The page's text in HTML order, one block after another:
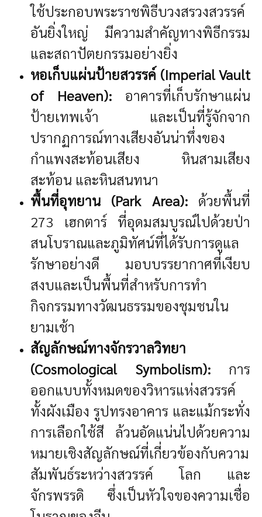
ใช้ประกอบพระราชพิธีบวงสรวงสวรรค์
อันยิ่งใหญ่ มีความสำคัญทางพิธีกรรม
และสถาปัตยกรรมอย่างยิ่ง
หอเก็บแผ่นป้ายสวรรค์ (Imperial Vault
of Heaven): อาคารที่เก็บรักษาแผ่น
ป้ายเทพเจ้า และเป็นที่รู้จักจาก
ปรากฏการณ์ทางเสียงอันน่าทึ่งของ
กำแพงสะท้อนเสียง หินสามเสียง
สะท้อน และหินสนทนา
พื้นที่อุทยาน (Park Area):ด้วยพื้นที่
273 เฮกตาร์ ที่อุดมสมบูรณ์ไปด้วยป่า
สนโบราณและภูมิทัศน์ที่ได้รับการดูแล
รักษาอย่างดี มอบบรรยากาศที่เงียบ
สงบและเป็นพื้นที่สำหรับการทำ
กิจกรรมทางวัฒนธรรมของชุมชนใน
ยามเช้า
สัญลักษณ์ทางจักรวาลวิทยา
(Cosmological Symbolism): การ
ออกแบบทั้งหมดของวิหารแห่งสวรรค์
ทั้งผังเมือง รูปทรงอาคาร และแม้กระทั่ง
การเลือกใช้สี ล้วนอัดแน่นไปด้วยความ
หมายเชิงสัญลักษณ์ที่เกี่ยวข้องกับความ
สัมพันธ์ระหว่างสวรรค์ โลก และ
จักรพรรดิ ซึ่งเป็นหัวใจของความเชื่อ